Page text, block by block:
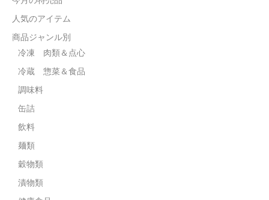
野菜＆果物
乾物
その他食品
電話カード
中国雑貨
人気のアイテム
商品ジャンル別
冷凍 肉類＆点心
冷蔵 惣菜＆食品
調味料
缶詰
飲料
麺類
穀物類
漬物類